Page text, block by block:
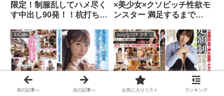
限定！制服乱してハメ尽く
す中出し90発！！杭打ち騎
×美少女×クソビッチ性欲モ
ンスター 満足するまで終
S-Cute
【美少女中出し】エロ偏差
みんなのキカタン
【美少女中出し】月々定額
前の記事へ 次の記事へ お気に入りリスト ランキング